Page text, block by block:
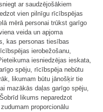
ar saudzējošākiem
vien pilnīgu rīcībspējas
mērā personai trūkst garīgo
veida un apjoma
kas personas tiesības
ierobežošanu,
iesniedzējas ieskata,
spēju, rīcībspēja nebūtu
likumam būtu jānošķir tie
mazākās daļas garīgo spēju,
likums neparedzot
proporcionālu